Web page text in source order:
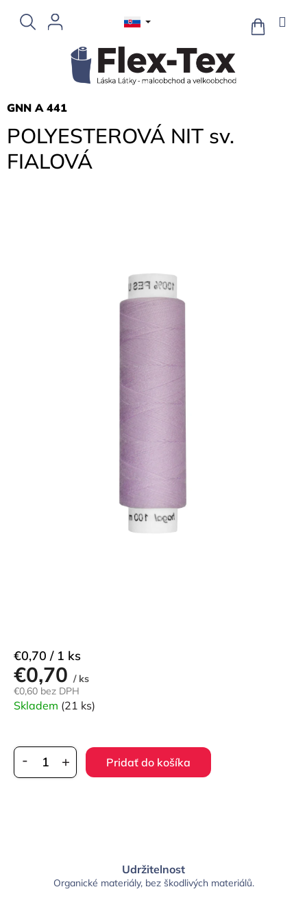
obsah
KOŠÍK
POLYESTEROVÁ NIT sv.
FIALOVÁ
GNN A 441
€0,70 / ks
€0,60 bez DPH
Jednotková
cena:
€0,70 / 1 ks
Skladem (21 ks)
Pridať do košíka
Udržitelnost
Organické materiály, bez škodlivých materiálů.